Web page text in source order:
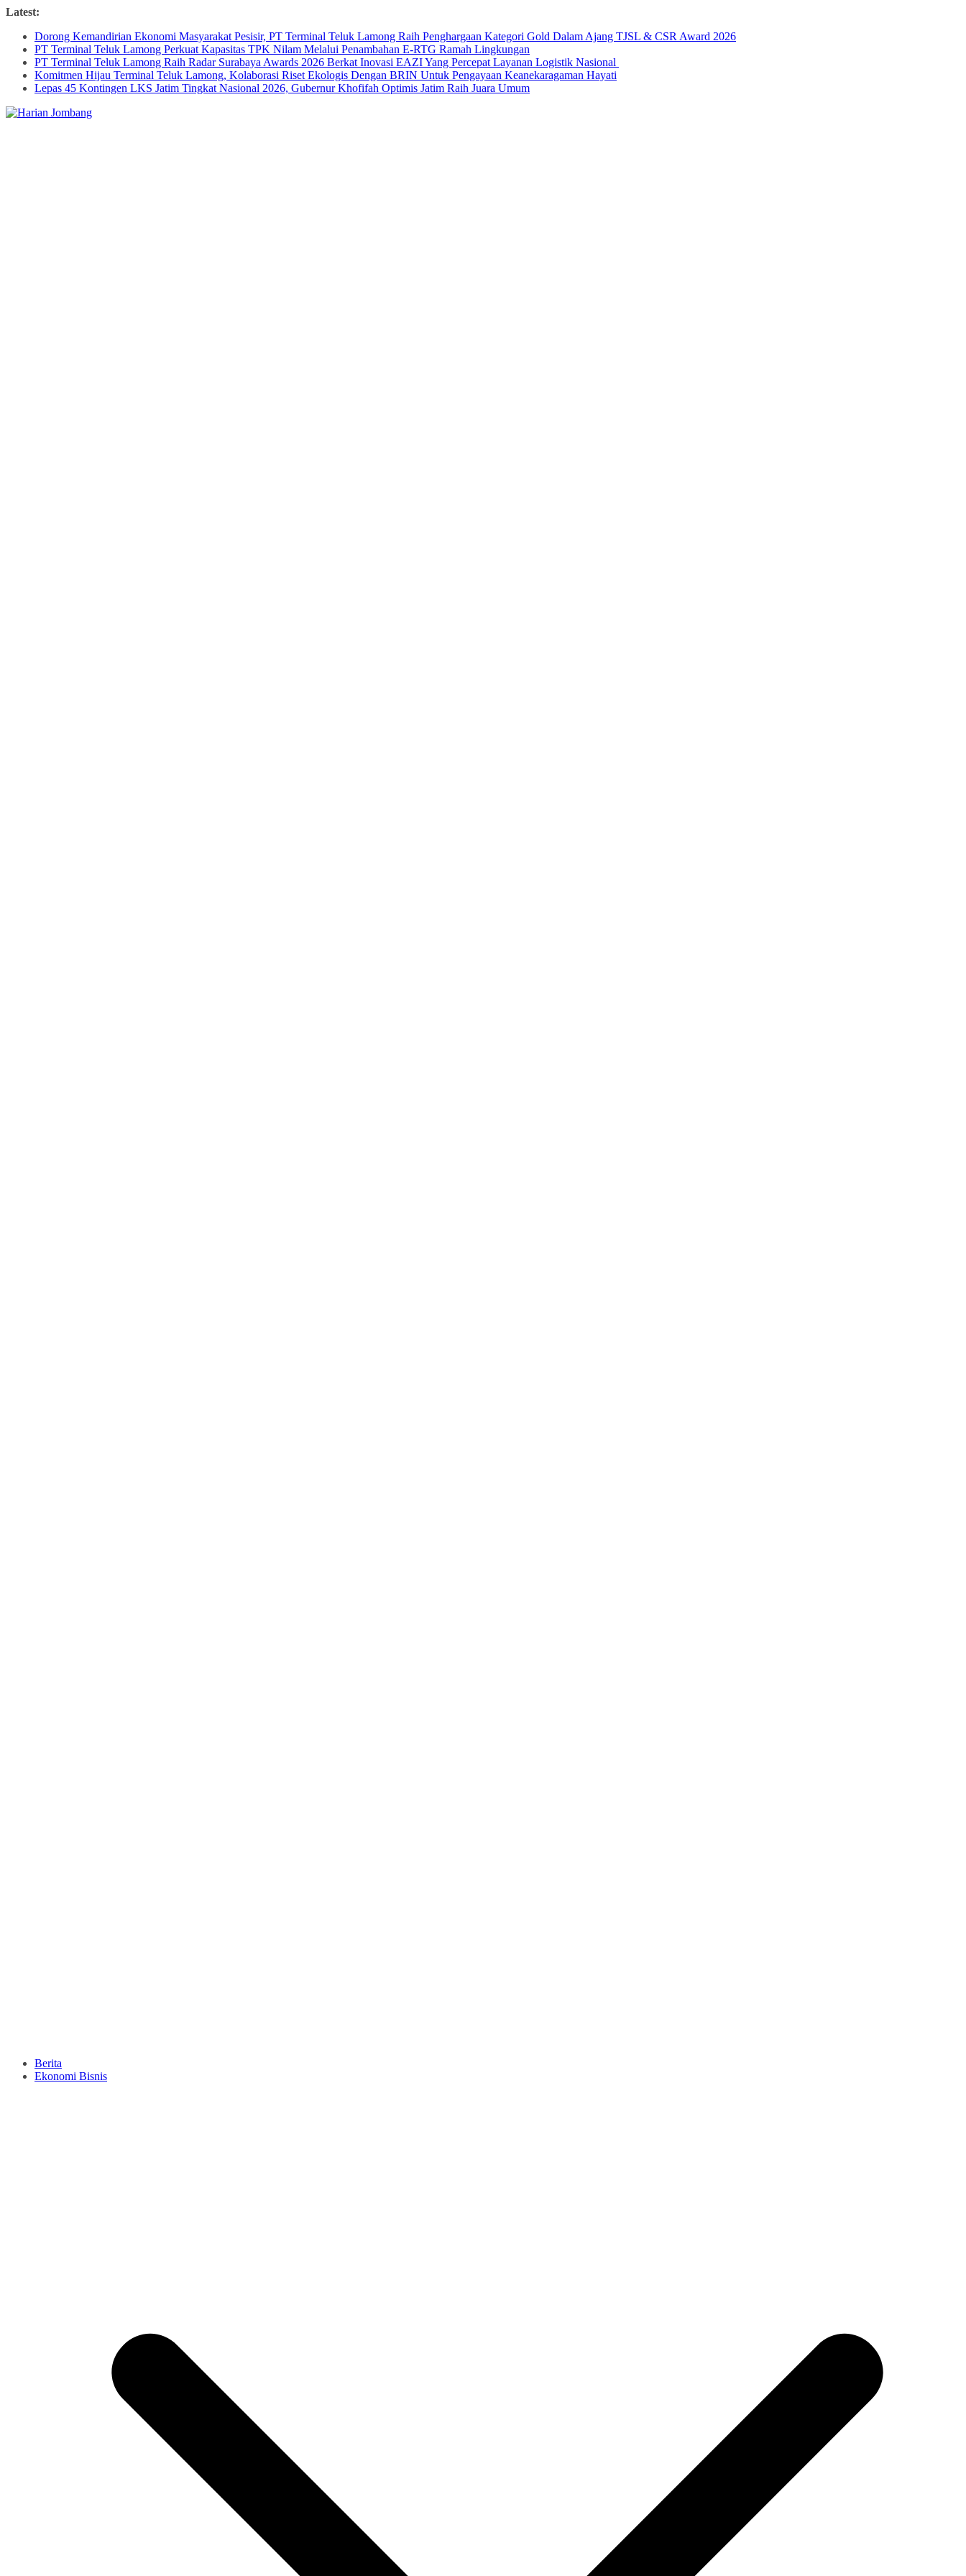
Skip
content
Latest:
Dorong Kemandirian Ekonomi Masyarakat Pesisir, PT Terminal Teluk Lamong Raih Penghargaan Kategori Gold Dalam Ajang TJSL & CSR Award 2026
PT Terminal Teluk Lamong Perkuat Kapasitas TPK Nilam Melalui Penambahan E-RTG Ramah Lingkungan
PT Terminal Teluk Lamong Raih Radar Surabaya Awards 2026 Berkat Inovasi EAZI Yang Percepat Layanan Logistik Nasional
Komitmen Hijau Terminal Teluk Lamong, Kolaborasi Riset Ekologis Dengan BRIN Untuk Pengayaan Keanekaragaman Hayati
Lepas 45 Kontingen LKS Jatim Tingkat Nasional 2026, Gubernur Khofifah Optimis Jatim Raih Juara Umum
Berita
Ekonomi Bisnis